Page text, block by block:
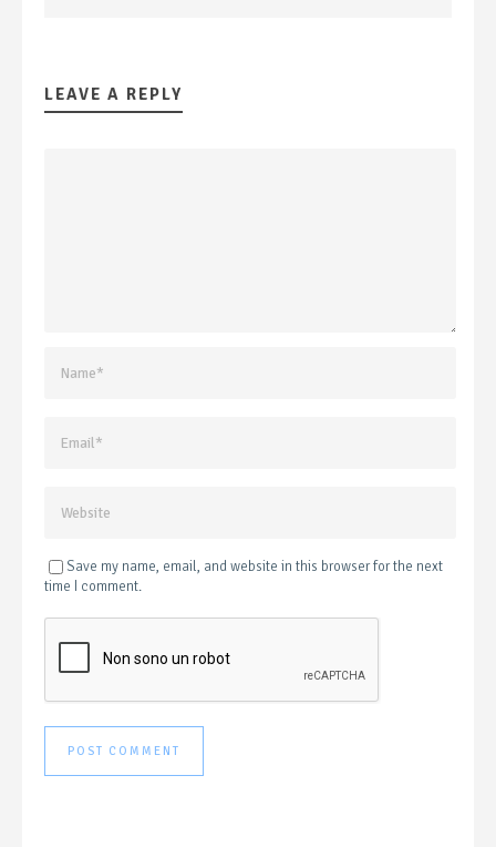
LEAVE A REPLY
Save my name, email, and website in this browser for the next
time I comment.